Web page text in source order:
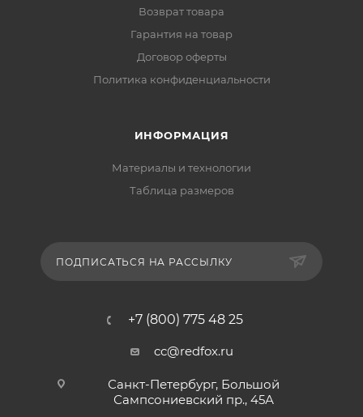
Возврат товара
Гарантия на товар
Договор оферты
Политика конфиденциальности
ИНФОРМАЦИЯ
Материалы и технологии
Таблица размеров
ПОДПИСАТЬСЯ НА РАССЫЛКУ
+7 (800) 775 48 25
cc@redfox.ru
Санкт-Петербург, Большой
Сампсониевский пр., 45А